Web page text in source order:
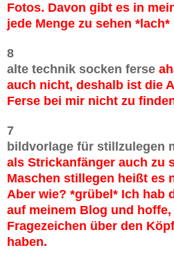
Fotos. Davon gibt es in
jede Menge zu sehen *lach*
8
alte technik socken ferse
auch nicht, deshalb ist die
Ferse bei mir nicht zu
7
bildvorlage für stillzulegen
als Strickanfänger auch zu
Maschen stillegen heißt es
Aber wie? *grübel* Ich hab
auf meinem Blog und
Fragezeichen über den
haben.